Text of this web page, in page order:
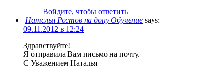
Войдите, чтобы ответить
Наталья Ростов на дону Обучение says:
09.11.2012 в 12:24
Здравствуйте!
Я отправила Вам письмо на почту.
С Уважением Наталья